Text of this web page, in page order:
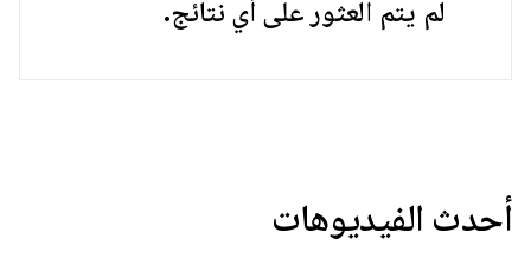
لم يتم العثور على أي نتائج.
أحدث الفيديوهات